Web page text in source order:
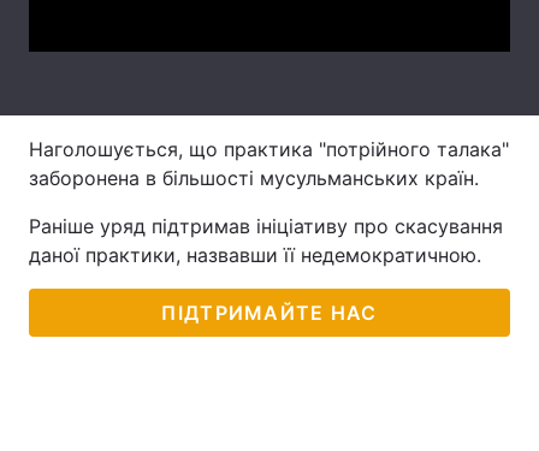
Наголошується, що практика "потрійного талака"
заборонена в більшості мусульманських країн.
Раніше уряд підтримав ініціативу про скасування
даної практики, назвавши її недемократичною.
ПІДТРИМАЙТЕ НАС